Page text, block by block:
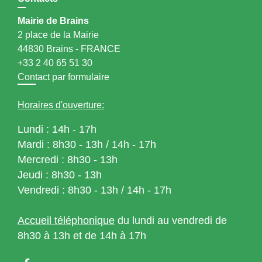
Mairie de Brains
2 place de la Mairie
44830 Brains - FRANCE
+33 2 40 65 51 30
Contact par formulaire
Horaires d'ouverture:
Lundi : 14h - 17h
Mardi : 8h30 - 13h / 14h - 17h
Mercredi : 8h30 - 13h
Jeudi : 8h30 - 13h
Vendredi : 8h30 - 13h / 14h - 17h
Accueil téléphonique du lundi au vendredi de
8h30 à 13h et de 14h à 17h